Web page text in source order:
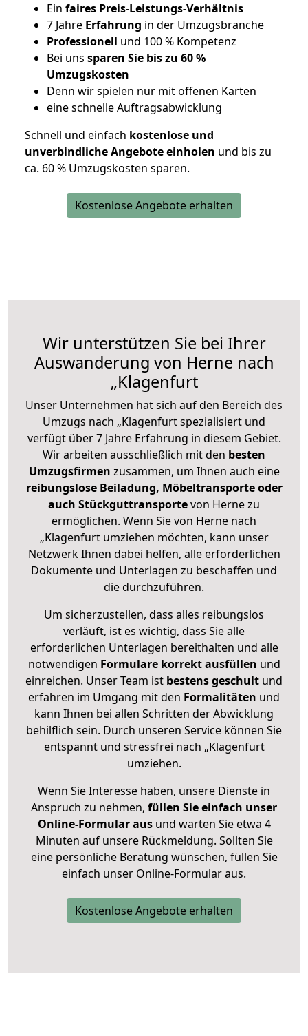
Ein faires Preis-Leistungs-Verhältnis
7 Jahre Erfahrung in der Umzugsbranche
Professionell und 100 % Kompetenz
Bei uns sparen Sie bis zu 60 %
Umzugskosten
Denn wir spielen nur mit offenen Karten
eine schnelle Auftragsabwicklung
Schnell und einfach kostenlose und
unverbindliche Angebote einholen und bis zu
ca. 60 % Umzugskosten sparen.
Kostenlose Angebote erhalten
Wir unterstützen Sie bei Ihrer
Auswanderung von Herne nach
„Klagenfurt
Unser Unternehmen hat sich auf den Bereich des
Umzugs nach „Klagenfurt spezialisiert und
verfügt über 7 Jahre Erfahrung in diesem Gebiet.
Wir arbeiten ausschließlich mit den besten
Umzugsfirmen zusammen, um Ihnen auch eine
reibungslose Beiladung, Möbeltransporte oder
auch Stückguttransportevon Herne zu
ermöglichen. Wenn Sie von Herne nach
„Klagenfurt umziehen möchten, kann unser
Netzwerk Ihnen dabei helfen, alle erforderlichen
Dokumente und Unterlagen zu beschaffen und
die durchzuführen.
Um sicherzustellen, dass alles reibungslos
verläuft, ist es wichtig, dass Sie alle
erforderlichen Unterlagen bereithalten und alle
notwendigen Formulare korrekt ausfüllen und
einreichen. Unser Team ist bestens geschult und
erfahren im Umgang mit den Formalitäten und
kann Ihnen bei allen Schritten der Abwicklung
behilflich sein. Durch unseren Service können Sie
entspannt und stressfrei nach „Klagenfurt
umziehen.
Wenn Sie Interesse haben, unsere Dienste in
Anspruch zu nehmen, füllen Sie einfach unser
Online-Formular ausund warten Sie etwa 4
Minuten auf unsere Rückmeldung. Sollten Sie
eine persönliche Beratung wünschen, füllen Sie
einfach unser Online-Formular aus.
Kostenlose Angebote erhalten